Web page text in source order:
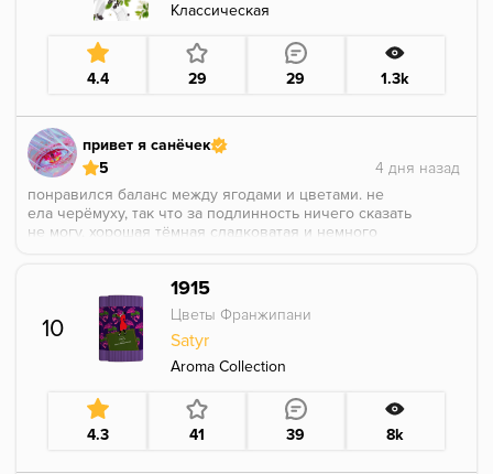
Классическая
4.4 29 29 1.3k
привет я санёчек
5
понравился баланс между ягодами и цветами. не
ела черёмуху, так что за подлинность ничего сказать
не могу, хорошая тёмная сладковатая и немного
10
1915
Цветы Франжипани
Satyr
Aroma Collection
4.3 41 39 8k